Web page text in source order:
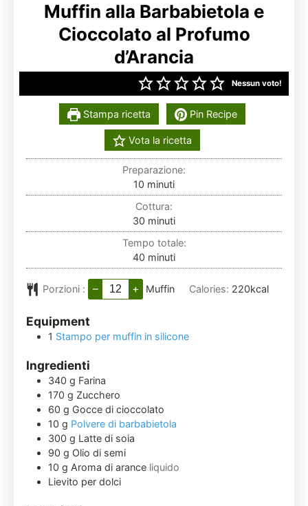
Muffin alla Barbabietola e
Cioccolato al Profumo
d’Arancia
Nessun voto!
Stampa ricetta Pin Recipe
Vota la ricetta
Preparazione:
10 minuti
minuti
Cottura:
30 minuti
minuti
Tempo totale:
40 minuti
minuti
Porzioni : – + Muffin Calories: 220kcal
Equipment
1 Stampo per muffin in silicone
Ingredienti
340 g Farina
170 g Zucchero
60 g Gocce di cioccolato
10 g Polvere di barbabietola
300 g Latte di soia
90 g Olio di semi
10 g Aroma di arance liquido
Lievito per dolci